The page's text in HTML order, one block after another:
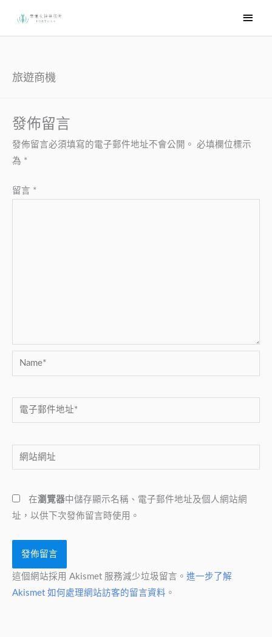
要
旅遊商機
發佈留言
發佈留言必須填寫的電子郵件地址不會公開。 必填欄位標示
為 *
留言 *
Name*
電
子
件
地
*
網
站
址
在瀏覽器中儲存顯示名稱、電子郵件地址及個人網站網
址，以供下次發佈留言時使用。
這個網站採用 Akismet 服務減少垃圾留言。 進一步了解
Akismet 如何處理網站訪客的留言資料 。